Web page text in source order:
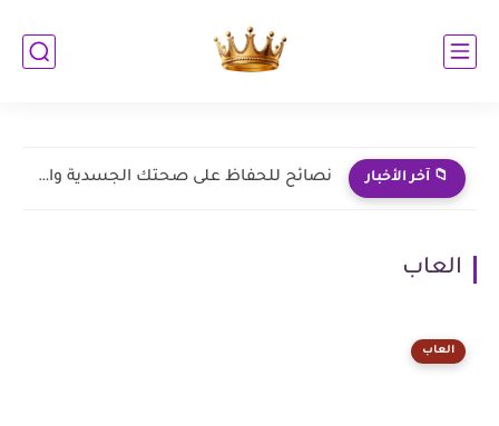
📁 آخر الأخبار نصائح للحفاظ على صحتك الجسدية والعقلية خلال العمل من المنزل
العاب
العاب